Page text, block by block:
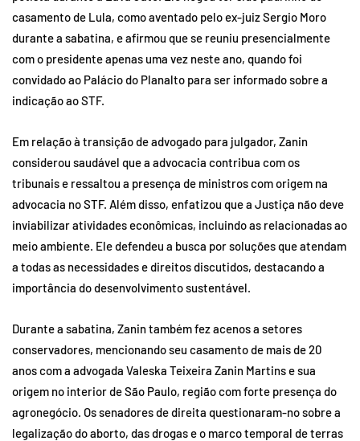
casamento de Lula, como aventado pelo ex-juiz Sergio Moro
durante a sabatina, e afirmou que se reuniu presencialmente
com o presidente apenas uma vez neste ano, quando foi
convidado ao Palácio do Planalto para ser informado sobre a
indicação ao STF.
Em relação à transição de advogado para julgador, Zanin
considerou saudável que a advocacia contribua com os
tribunais e ressaltou a presença de ministros com origem na
advocacia no STF. Além disso, enfatizou que a Justiça não deve
inviabilizar atividades econômicas, incluindo as relacionadas ao
meio ambiente. Ele defendeu a busca por soluções que atendam
a todas as necessidades e direitos discutidos, destacando a
importância do desenvolvimento sustentável.
Durante a sabatina, Zanin também fez acenos a setores
conservadores, mencionando seu casamento de mais de 20
anos com a advogada Valeska Teixeira Zanin Martins e sua
origem no interior de São Paulo, região com forte presença do
agronegócio. Os senadores de direita questionaram-no sobre a
legalização do aborto, das drogas e o marco temporal de terras